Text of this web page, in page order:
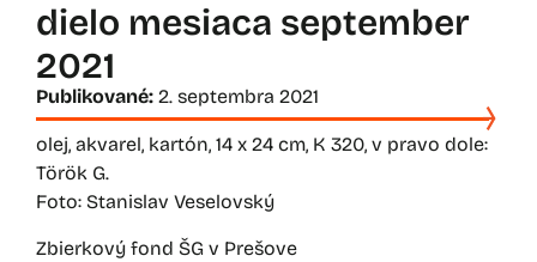
dielo mesiaca september
2021
Publikované: 2. septembra 2021
olej, akvarel, kartón, 14 x 24 cm, K 320, v pravo dole:
Török G.
Foto: Stanislav Veselovský
Zbierkový fond ŠG v Prešove